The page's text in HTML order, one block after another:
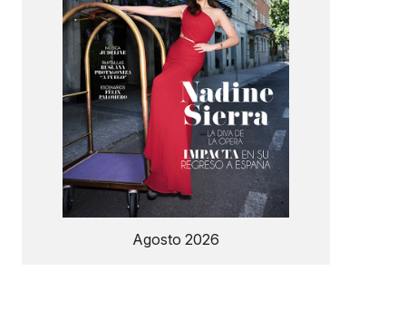
Agosto 2026